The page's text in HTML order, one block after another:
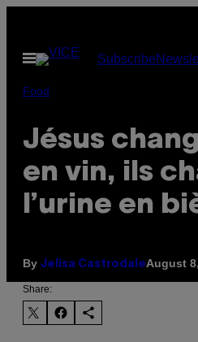
content
Open
Menu
Subscribe
Food
Jésus
en vin, ils
l’urine en
By Jelisa CastrodaleAugust
Share: